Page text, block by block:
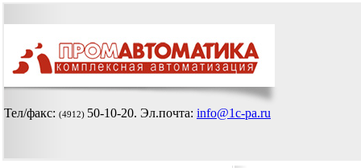
Тел/факс: (4912) 50-10-20. Эл.почта: info@1c-pa.ru